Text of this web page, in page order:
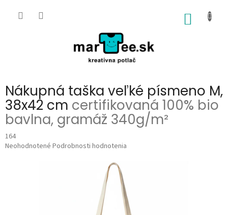
Nákupná taška veľké písmeno M,
38x42 cm certifikovaná 100% bio
bavlna, gramáž 340g/m²
164
Priemerné
Neohodnotené Podrobnosti hodnotenia